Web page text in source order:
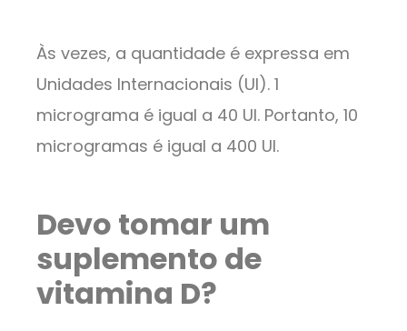
Às vezes, a quantidade é expressa em
Unidades Internacionais (UI). 1
micrograma é igual a 40 UI. Portanto, 10
microgramas é igual a 400 UI.
Devo tomar um
suplemento de
vitamina D?